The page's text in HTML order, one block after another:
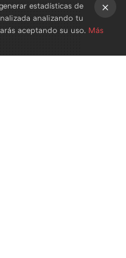
estadísticas de
analizando tu
aceptando su uso. Más